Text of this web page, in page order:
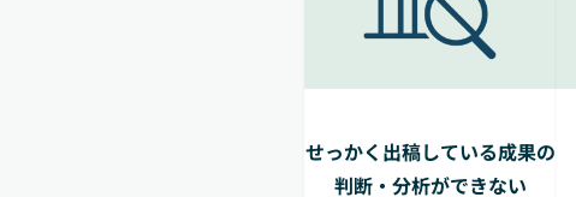
せっかく出稿している成果の
判断・分析ができない